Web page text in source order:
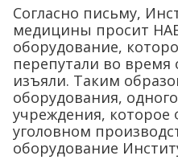
Согласно письму,
медицины просит
оборудование,
перепутали во
изъяли. Таким
оборудования,
учреждения, которое
уголовном
оборудование